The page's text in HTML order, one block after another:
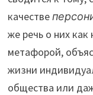
качестве
же речь о них как
метафорой,
жизни
общества или